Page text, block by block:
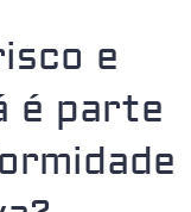
e
é parte